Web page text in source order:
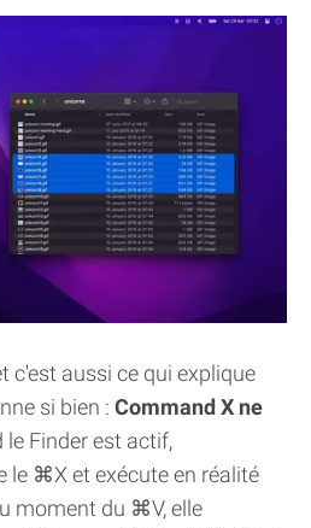
c'est aussi ce qui explique
si bien : Command X ne
le Finder est actif,
le ⌘X et exécute en réalité
moment du ⌘V, elle